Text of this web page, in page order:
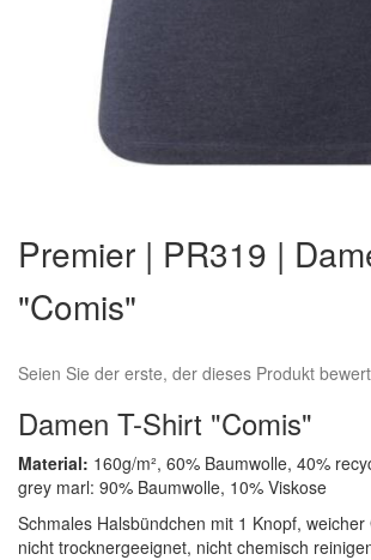
der
Bildergalerie
springen
Premier | PR319 |
"Comis"
Seien Sie der erste, der dieses Produkt
Damen T-Shirt "Comis"
Material: 160g/m², 60% Baumwolle, 40%
grey marl: 90% Baumwolle, 10% Viskose
Schmales Halsbündchen mit 1 Knopf, weicher
nicht trocknergeeignet, nicht chemisch